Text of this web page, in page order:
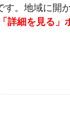
。地域に開
細を見る」